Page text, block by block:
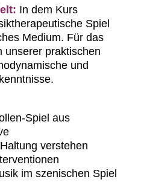
In dem Kurs
Spiel
Medium. Für das
unserer praktischen
und
Spiel aus
verstehen
im szenischen Spiel